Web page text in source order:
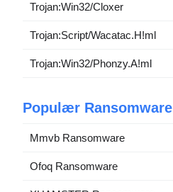
Trojan:Win32/Cloxer
Trojan:Script/Wacatac.H!ml
Trojan:Win32/Phonzy.A!ml
Populær Ransomware
Mmvb Ransomware
Ofoq Ransomware